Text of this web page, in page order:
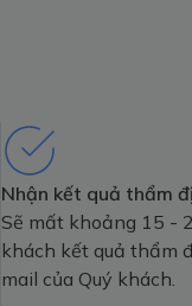
Nhận kết quả thẩm
Sẽ mất khoảng 15 -
khách kết quả thẩm
mail của Quý khách.